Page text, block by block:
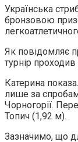
Українська
бронзовою
Як повідомляє
турнір
Катерина
лише за
Чорногорії.
Топич (1,92 м).
Зазначимо, що